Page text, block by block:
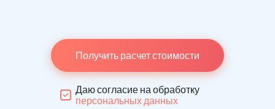
Получить расчет стоимости
Даю согласие на обработку
персональных данных